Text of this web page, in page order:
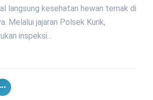
langsung kesehatan hewan ternak di
Melalui jajaran Polsek Kurik,
inspeksi…